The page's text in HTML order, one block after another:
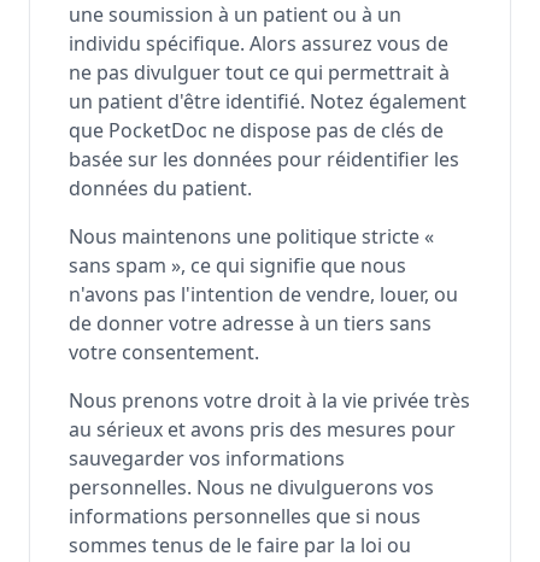
une soumission à un patient ou à un
individu spécifique. Alors assurez vous de
ne pas divulguer tout ce qui permettrait à
un patient d'être identifié. Notez également
que PocketDoc ne dispose pas de clés de
basée sur les données pour réidentifier les
données du patient.
Nous maintenons une politique stricte «
sans spam », ce qui signifie que nous
n'avons pas l'intention de vendre, louer, ou
de donner votre adresse à un tiers sans
votre consentement.
Nous prenons votre droit à la vie privée très
au sérieux et avons pris des mesures pour
sauvegarder vos informations
personnelles. Nous ne divulguerons vos
informations personnelles que si nous
sommes tenus de le faire par la loi ou